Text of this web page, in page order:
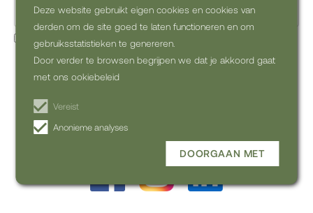
Deze website gebruikt eigen cookies en cookies van
derden om de site goed te laten functioneren en om
gebruiksstatistieken te genereren.
Door verder te browsen begrijpen we dat je akkoord gaat
met ons ookiebeleid
Vereist
Anonieme analyses
DOORGAAN MET
Ja, ik wil graag commerciële nieuwsbrieven ontvangen
(uitschrijven kan altijd)
ABONNEREN OP DE